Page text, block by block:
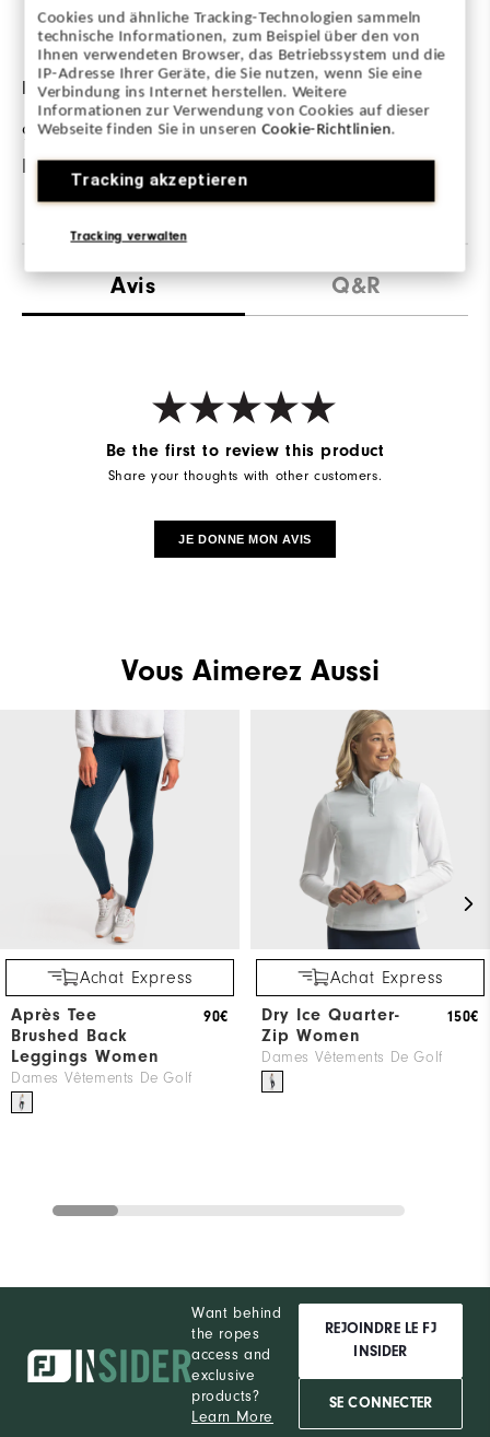
Cookies und ähnliche Tracking-Technologien sammeln
technische Informationen, zum Beispiel über den von
Ihnen verwendeten Browser, das Betriebssystem und die
IP-Adresse Ihrer Geräte, die Sie nutzen, wenn Sie eine
Verbindung ins Internet herstellen. Weitere
Informationen zur Verwendung von Cookies auf dieser
Webseite finden Sie in unserenCookie-Richtlinien.
Tracking akzeptieren
Tracking verwalten
températures.
FABRIC
95% Nylon | 5%
Elastane
Avis Q&R
Be the first to review this product
Share your thoughts with other customers.
JE DONNE MON AVIS
Vous Aimerez Aussi
Achat Express
Après Tee
Brushed Back
Leggings Women
Dames Vêtements De Golf
90€
Achat Express
Dry Ice Quarter-
Zip Women
Dames Vêtements De Golf
150€
Want behind
the ropes
access and
exclusive
products?
Learn More
REJOINDRE LE FJ
INSIDER
SE CONNECTER